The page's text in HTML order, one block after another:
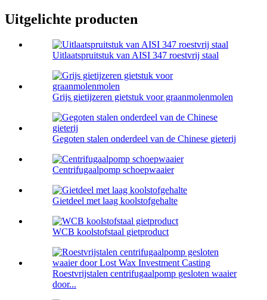
Uitgelichte producten
Uitlaatspruitstuk van AISI 347 roestvrij staal
Grijs gietijzeren gietstuk voor graanmolenmolen
Gegoten stalen onderdeel van de Chinese gieterij
Centrifugaalpomp schoepwaaier
Gietdeel met laag koolstofgehalte
WCB koolstofstaal gietproduct
Roestvrijstalen centrifugaalpomp gesloten waaier
door...